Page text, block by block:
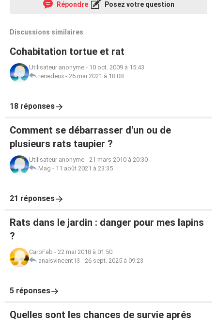
Répondre Posez votre question
Discussions similaires
Cohabitation tortue et rat
Utilisateur anonyme - 10 oct. 2009 à 15:43
renedeux - 26 mai 2021 à 18:08
18 réponses
Comment se débarrasser d'un ou de
plusieurs rats taupier ?
Utilisateur anonyme - 21 mars 2010 à 20:30
Mag - 11 août 2021 à 23:35
21 réponses
Rats dans le jardin : danger pour mes lapins
?
CaroFab - 22 mai 2018 à 01:50
anaisvincent13 - 26 sept. 2025 à 09:23
5 réponses
Quelles sont les chances de survie aprés